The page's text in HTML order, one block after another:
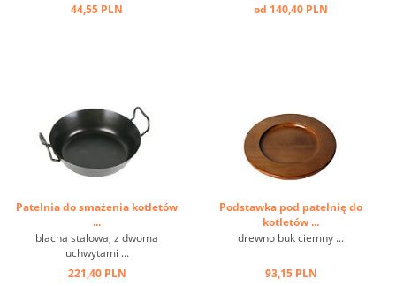
44,55 PLN
od 140,40 PLN
Patelnia do smażenia kotletów
...
blacha stalowa, z dwoma
uchwytami ...
221,40 PLN
Podstawka pod patelnię do
kotletów ...
drewno buk ciemny ...
93,15 PLN